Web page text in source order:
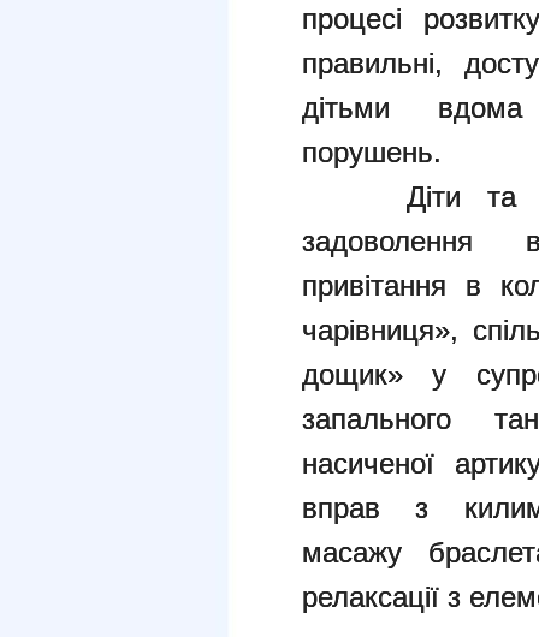
процесі
правильні,
дітьми вдома
порушень.
Діти та
задоволення
привітання в
чарівниця»,
дощик» у
запального
насиченої
вправ з
масажу
релаксації з